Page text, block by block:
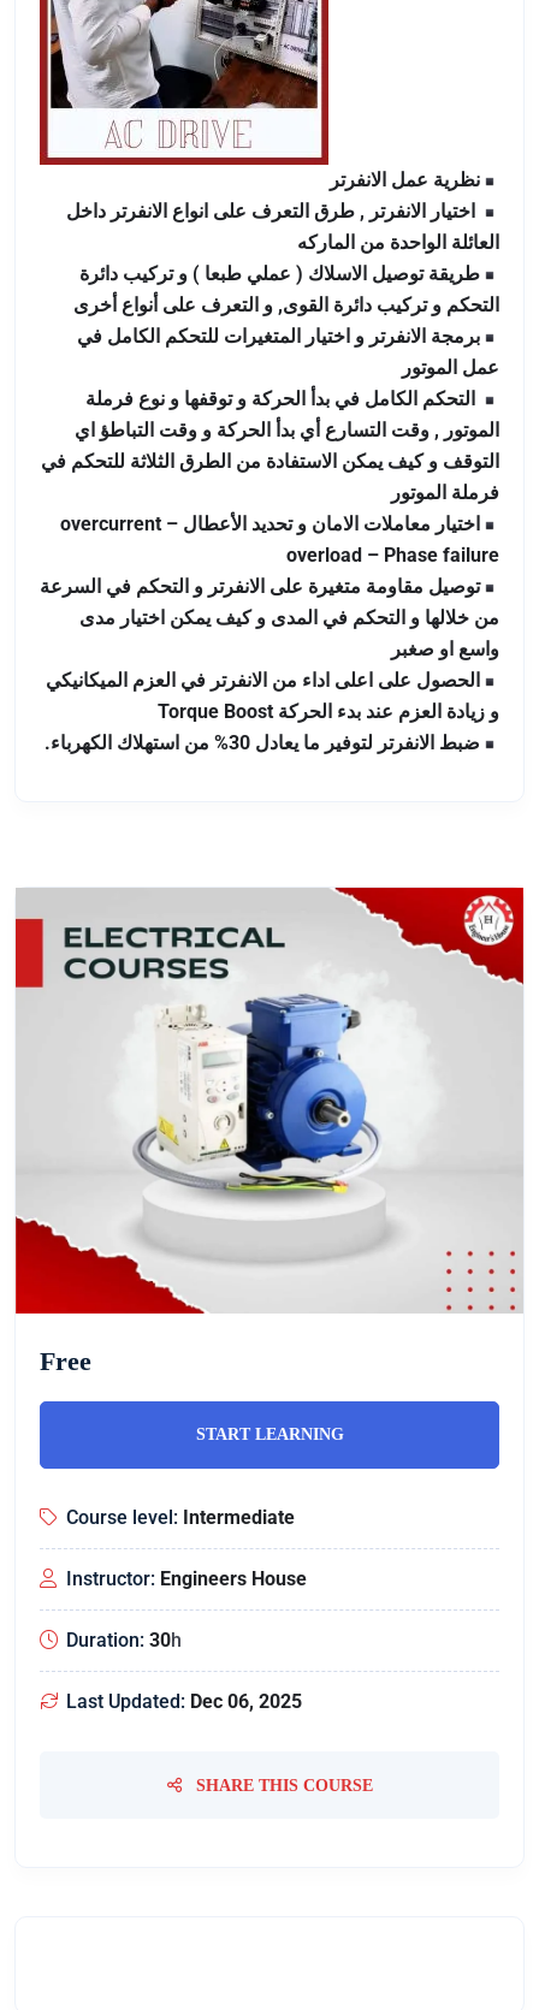
نظرية عمل الانفرتر
اختيار الانفرتر , طرق التعرف على انواع الانفرتر داخل
العائلة الواحدة من الماركه
طريقة توصيل الاسلاك ( عملي طبعا ) و تركيب دائرة
التحكم و تركيب دائرة القوى, و التعرف على أنواع أخرى
برمجة الانفرتر و اختيار المتغيرات للتحكم الكامل في
عمل الموتور
التحكم الكامل في بدأ الحركة و توقفها و نوع فرملة
الموتور , وقت التسارع أي بدأ الحركة و وقت التباطؤ اي
التوقف و كيف يمكن الاستفادة من الطرق الثلاثة للتحكم في
فرملة الموتور
اختيار معاملات الامان و تحديد الأعطال overcurrent –
overload – Phase failure
توصيل مقاومة متغيرة على الانفرتر و التحكم في السرعة
من خلالها و التحكم في المدى و كيف يمكن اختيار مدى
واسع او صغبر
الحصول على اعلى اداء من الانفرتر في العزم الميكانيكي
و زيادة العزم عند بدء الحركة Torque Boost
ضبط الانفرتر لتوفير ما يعادل 30% من استهلاك الكهرباء.
Free
START LEARNING
Course level: Intermediate
Instructor: Engineers House
Duration: 30h
Last Updated: Dec 06, 2025
SHARE THIS COURSE